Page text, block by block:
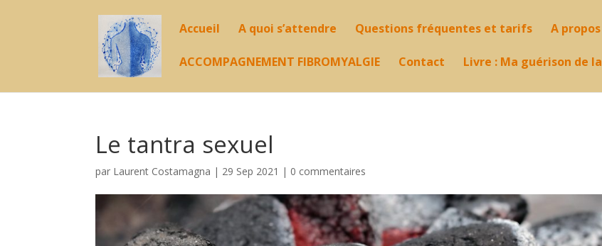
Accueil A quoi s’attendre Questions fréquentes et tarifs A propos
ACCOMPAGNEMENT FIBROMYALGIE Contact Livre : Ma guérison de
Le tantra sexuel
par Laurent Costamagna | 29 Sep 2021 | 0 commentaires